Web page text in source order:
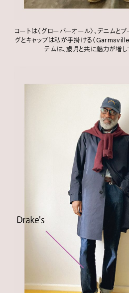
コートは〈グローバーオール〉、デニムとブ
グとキャップは私が手掛ける〈Garmsville
テムは、歳月と共に魅力が増し